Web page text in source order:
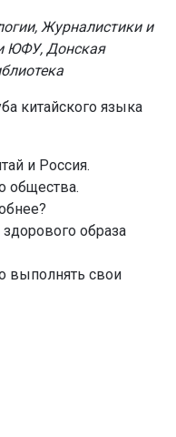
Журналистики и
ЮФУ, Донская
китайского языка
и Россия.
общества.
образа
выполнять свои